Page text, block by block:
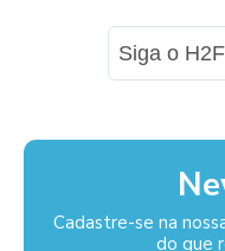
Siga o
Cadastre-se na
do que